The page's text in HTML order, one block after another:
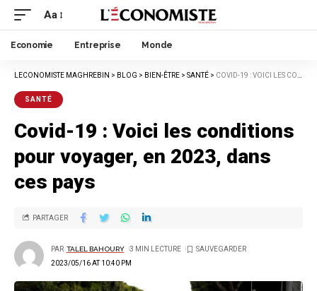
Aa
Economie Entreprise Monde
LECONOMISTE MAGHREBIN > BLOG > BIEN-ÊTRE > SANTÉ > COVID-19 : VOICI LES CONDITIONS POUR VOYAGER, EN 2023, DANS CES PAYS
SANTÉ
Covid-19 : Voici les conditions
pour voyager, en 2023, dans
ces pays
2023/05/16 AT 10:40 PM
PAR TALEL BAHOURY 3 MIN LECTURE
PARTAGER